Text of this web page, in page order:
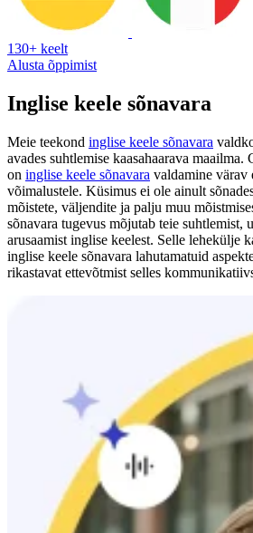
130+ keelt
Alusta õppimist
Inglise keele sõnavara
Meie teekond inglise keele sõnavara
avades suhtlemise kaasahaarava maailma.
on inglise keele sõnavara valdamine värav
võimalustele. Küsimus ei ole ainult
mõistete, väljendite ja palju muu
sõnavara tugevus mõjutab teie suhtlemist,
arusaamist inglise keelest. Selle lehekülje
inglise keele sõnavara lahutamatuid
rikastavat ettevõtmist selles